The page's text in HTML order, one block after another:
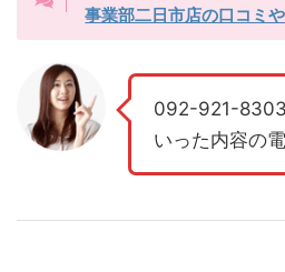
事業部二日市店の口コミ
092-921-8303
いった内容の